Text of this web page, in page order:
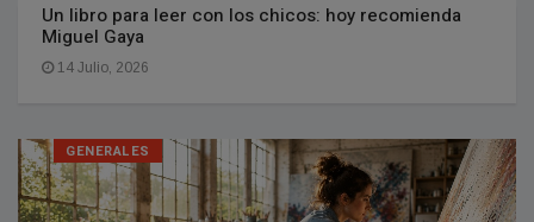
Un libro para leer con los chicos: hoy recomienda
Miguel Gaya
14 Julio, 2026
GENERALES